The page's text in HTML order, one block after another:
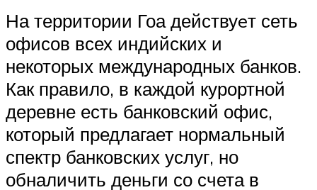
На территории Гоа действуeт сеть
офисов всех индийских и
некоторых международных банков.
Как правило, в каждой курортной
деревне есть банковский офис,
который предлагает нормальный
спектр банковских услуг, но
обналичить деньги со счета в